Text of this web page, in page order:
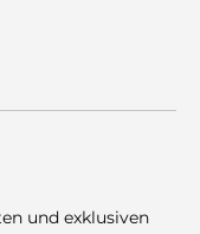
und exklusiven